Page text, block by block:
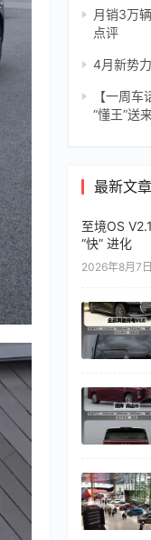
月销3万
点评
4月新势
【一周
“懂王”送
最新文章
至境OS
“快” 进化
2026年8月7日